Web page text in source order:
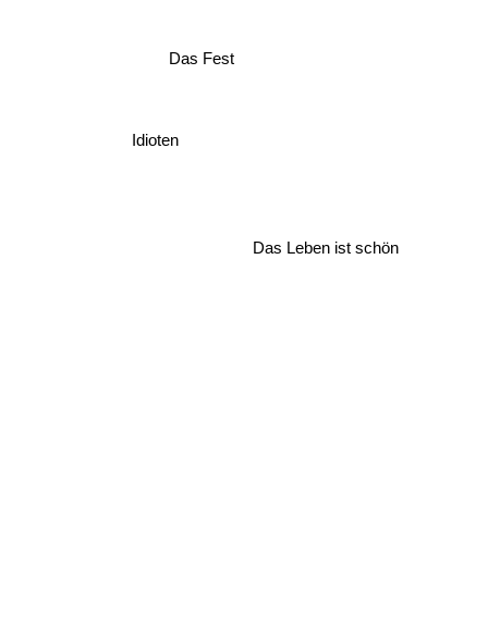
Das Fest
Idioten
Das Leben ist schön